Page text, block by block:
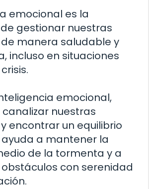
emocional es la
gestionar nuestras
manera saludable y
incluso en situaciones
emocional,
nuestras
encontrar un equilibrio
a mantener la
de la tormenta y a
con serenidad